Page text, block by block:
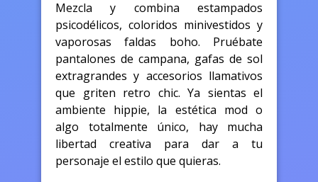
Mezcla y combina estampados
psicodélicos, coloridos minivestidos y
vaporosas faldas boho. Pruébate
pantalones de campana, gafas de sol
extragrandes y accesorios llamativos
que griten retro chic. Ya sientas el
ambiente hippie, la estética mod o
algo totalmente único, hay mucha
libertad creativa para dar a tu
personaje el estilo que quieras.